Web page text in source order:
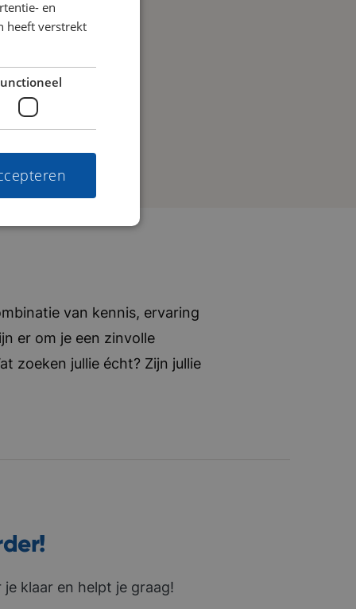
van kennis, ervaring
er om je een zinvolle
zoeken jullie écht? Zijn jullie
klaar en helpt je graag!
en
heeft verstrekt